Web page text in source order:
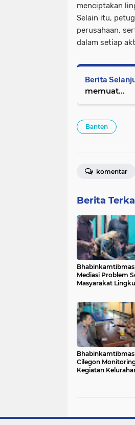
menciptakan
Selain itu,
perusahaan,
dalam setiap
Berita
memuat...
Banten
komentar
Berita
Mediasi Problem
Masyarakat
Cilegon
Kegiatan